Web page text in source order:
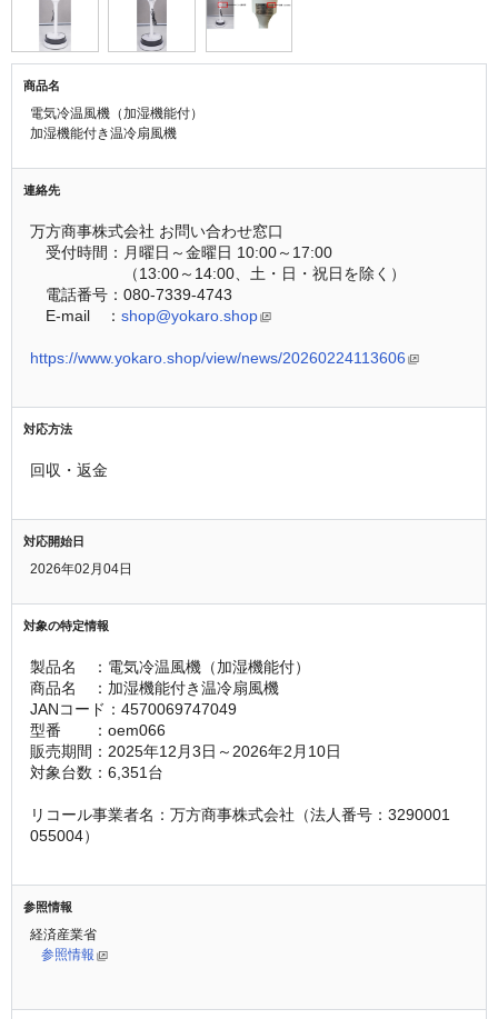
商品名
電気冷温風機（加湿機能付）
加湿機能付き温冷扇風機
連絡先
万方商事株式会社 お問い合わせ窓口
受付時間：月曜日～金曜日 10:00～17:00
（13:00～14:00、土・日・祝日を除く）
電話番号：080-7339-4743
E-mail　： shop@yokaro.shop
https://www.yokaro.shop/view/news/20260224113606
対応方法
回収・返金
対応開始日
2026年02月04日
対象の特定情報
製品名　：電気冷温風機（加湿機能付）
商品名　：加湿機能付き温冷扇風機
JANコード：4570069747049
型番　　：oem066
販売期間：2025年12月3日～2026年2月10日
対象台数：6,351台
リコール事業者名：万方商事株式会社（法人番号：3290001
055004）
参照情報
経済産業省
参照情報